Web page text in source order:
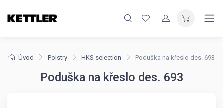
Úvod Polstry HKS selection Poduška na křeslo des. 693
Poduška na křeslo des. 693